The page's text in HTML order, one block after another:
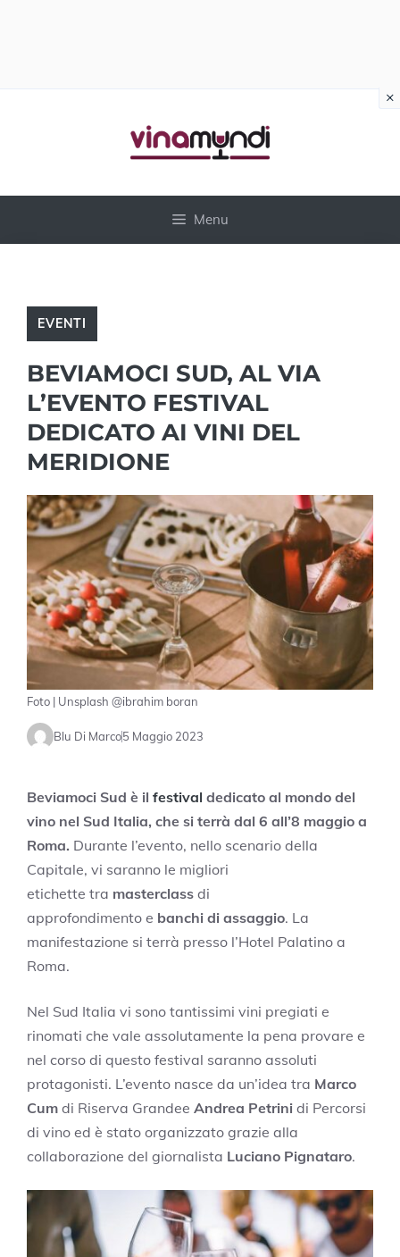
Menu
EVENTI
BEVIAMOCI SUD, AL VIA
L’EVENTO FESTIVAL
DEDICATO AI VINI DEL
MERIDIONE
Foto | Unsplash @ibrahim boran
Blu Di Marco5 Maggio 2023
Beviamoci Sud è il festival dedicato al mondo del
vino nel Sud Italia, che si terrà dal 6 all’8 maggio a
Roma. Durante l’evento, nello scenario della
Capitale, vi saranno le migliori
etichette tra masterclass di
approfondimento e banchi di assaggio. La
manifestazione si terrà presso l’Hotel Palatino a
Roma.
Nel Sud Italia vi sono tantissimi vini pregiati e
rinomati che vale assolutamente la pena provare e
nel corso di questo festival saranno assoluti
protagonisti. L’evento nasce da un’idea tra Marco
Cum di Riserva Grandee Andrea Petrini di Percorsi
di vino ed è stato organizzato grazie alla
collaborazione del giornalista Luciano Pignataro.
×